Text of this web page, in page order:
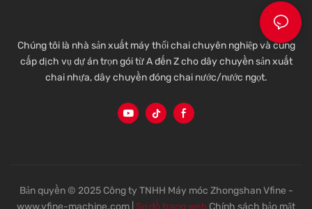
Chúng tôi là nhà sản xuất máy thổi chai chuyên nghiệp và cung
cấp dịch vụ dự án trọn gói từ A đến Z cho dây chuyền sản xuất
chai nhựa, dây chuyền đóng chai nước/nước ngọt.
Bản quyền © 2025 Công ty TNHH Máy móc Zhongshan Vfine -